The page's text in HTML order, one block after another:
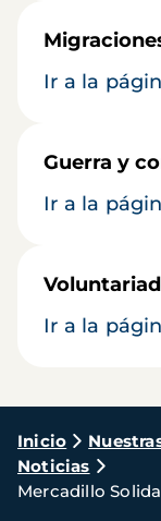
Ir a la
Guerra y
Ir a la
Ir a la
Ruta
de
Inicio
Noticias
Mercadillo